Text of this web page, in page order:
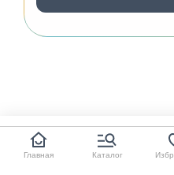
ПОДПИШИТЕСЬ НА
Главная Каталог